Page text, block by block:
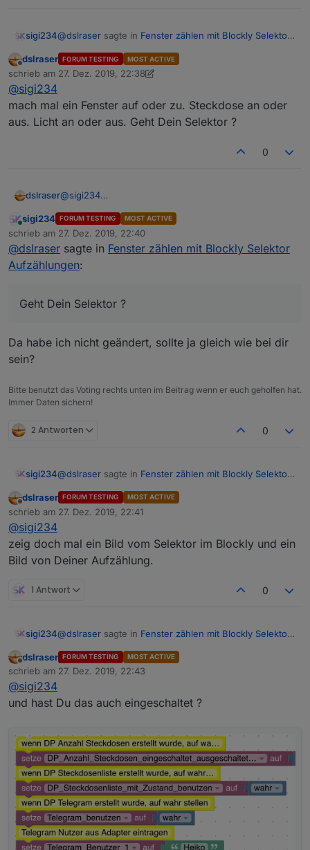
sigi234@dslraser sagte in Fenster zählen mit Blockly Selektor
@sigi234
werden nicht angelegt ?
importiert.
Schaut noch leer aus. Hab ich was übersehen?
Offline
dslraser FORUM TESTING MOST ACTIVE
schrieb am 27. Dez. 2019, 22:38
zuletzt editiert von dslraser
@sigi234
mach mal ein Fenster auf oder zu. Steckdose an oder
aus. Licht an oder aus. Geht Dein Selektor ?
0
dslraser@sigi234
aus. Licht an oder aus. Geht Dein Selektor ?
Online
sigi234 FORUM TESTING MOST ACTIVE
schrieb am 27. Dez. 2019, 22:40
zuletzt editiert von
@dslraser sagte in Fenster zählen mit Blockly Selektor
Aufzählungen:
Geht Dein Selektor ?
Da habe ich nicht geändert, sollte ja gleich wie bei dir
sein?
Bitte benutzt das Voting rechts unten im Beitrag wenn er euch geholfen hat.
Immer Daten sichern!
2 Antworten 0
sigi234@dslraser sagte in Fenster zählen mit Blockly Selektor
Geht Dein Selektor ?
Da habe ich nicht geändert, sollte ja gleich wie bei dir
sein?
Offline
dslraser FORUM TESTING MOST ACTIVE
schrieb am 27. Dez. 2019, 22:41
zuletzt editiert von
@sigi234
zeig doch mal ein Bild vom Selektor im Blockly und ein
Bild von Deiner Aufzählung.
1 Antwort 0
sigi234@dslraser sagte in Fenster zählen mit Blockly Selektor
Geht Dein Selektor ?
Da habe ich nicht geändert, sollte ja gleich wie bei dir
Offline
dslraser FORUM TESTING MOST ACTIVE
schrieb am 27. Dez. 2019, 22:43
zuletzt editiert von
@sigi234
und hast Du das auch eingeschaltet ?